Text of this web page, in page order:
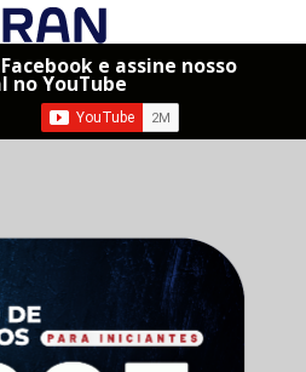
e assine nosso
no YouTube